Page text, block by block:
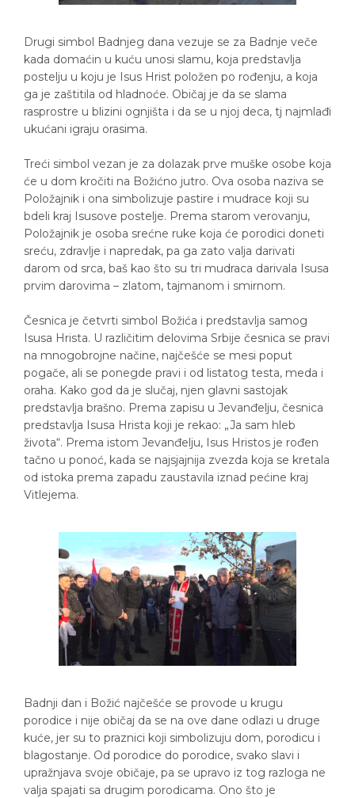
Drugi simbol Badnjeg dana vezuje se za Badnje veče
kada domaćin u kuću unosi slamu, koja predstavlja
postelju u koju je Isus Hrist položen po rođenju, a koja
ga je zaštitila od hladnoće. Običaj je da se slama
rasprostre u blizini ognjišta i da se u njoj deca, tj najmlađi
ukućani igraju orasima.
Treći simbol vezan je za dolazak prve muške osobe koja
će u dom kročiti na Božićno jutro. Ova osoba naziva se
Položajnik i ona simbolizuje pastire i mudrace koji su
bdeli kraj Isusove postelje. Prema starom verovanju,
Položajnik je osoba srećne ruke koja će porodici doneti
sreću, zdravlje i napredak, pa ga zato valja darivati
darom od srca, baš kao što su tri mudraca darivala Isusa
prvim darovima – zlatom, tajmanom i smirnom.
Česnica je četvrti simbol Božića i predstavlja samog
Isusa Hrista. U različitim delovima Srbije česnica se pravi
na mnogobrojne načine, najčešće se mesi poput
pogače, ali se ponegde pravi i od listatog testa, meda i
oraha. Kako god da je slučaj, njen glavni sastojak
predstavlja brašno. Prema zapisu u Jevanđelju, česnica
predstavlja Isusa Hrista koji je rekao: „Ja sam hleb
života“. Prema istom Jevanđelju, Isus Hristos je rođen
tačno u ponoć, kada se najsjajnija zvezda koja se kretala
od istoka prema zapadu zaustavila iznad pećine kraj
Vitlejema.
Badnji dan i Božić najčešće se provode u krugu
porodice i nije običaj da se na ove dane odlazi u druge
kuće, jer su to praznici koji simbolizuju dom, porodicu i
blagostanje. Od porodice do porodice, svako slavi i
upražnjava svoje običaje, pa se upravo iz tog razloga ne
valja spajati sa drugim porodicama. Ono što je